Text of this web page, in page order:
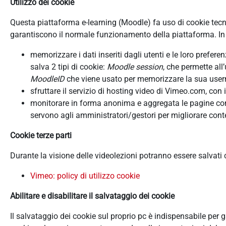
Utilizzo dei cookie
Questa piattaforma e-learning (Moodle) fa uso di cookie
garantiscono il normale funzionamento della piattaforma.
memorizzare i dati inseriti dagli utenti e le loro
salva 2 tipi di cookie: Moodle session, che permette
MoodleIDche viene usato per memorizzare la sua
sfruttare il servizio di hosting video di Vimeo.com,
monitorare in forma anonima e aggregata le pagine
servono agli amministratori/gestori per migliorare
Cookie terze parti
Durante la visione delle videolezioni potranno essere
Vimeo: policy di utilizzo cookie
Abilitare e disabilitare il salvataggio dei cookie
Il salvataggio dei cookie sul proprio pc è indispensabile